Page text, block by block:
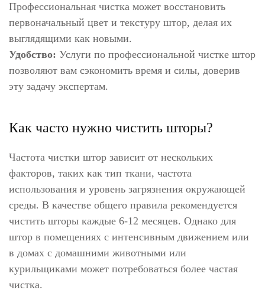
Профессиональная чистка может восстановить
первоначальный цвет и текстуру штор, делая их
выглядящими как новыми.
Удобство: Услуги по профессиональной чистке штор
позволяют вам сэкономить время и силы, доверив
эту задачу экспертам.
Как часто нужно чистить шторы?
Частота чистки штор зависит от нескольких
факторов, таких как тип ткани, частота
использования и уровень загрязнения окружающей
среды. В качестве общего правила рекомендуется
чистить шторы каждые 6-12 месяцев. Однако для
штор в помещениях с интенсивным движением или
в домах с домашними животными или
курильщиками может потребоваться более частая
чистка.